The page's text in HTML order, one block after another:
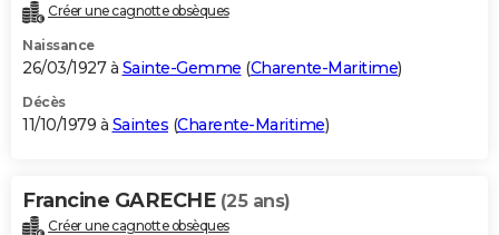
Créer une cagnotte obsèques
Naissance
26/03/1927 à Sainte-Gemme (Charente-Maritime)
Décès
11/10/1979 à Saintes (Charente-Maritime)
Francine GARECHE (25 ans)
Créer une cagnotte obsèques